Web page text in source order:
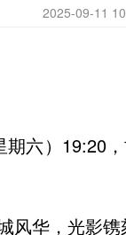
2025-09-11
期六）19:20
风华，光影